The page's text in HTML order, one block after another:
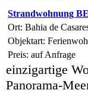
Strandwohnung
Ort: Bahia de
Objektart:
Preis: auf Anfrage
einzigartige
Panorama-